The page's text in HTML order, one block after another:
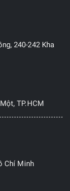
240-242 Kha
TP.HCM
Chí Minh